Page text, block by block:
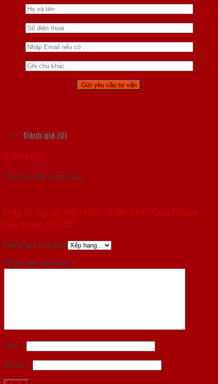
Đánh giá (0)
Đánh giá
Chưa có đánh giá nào.
Hãy là người đầu tiên nhận xét “Cửa Nhựa
Đài Loan YO 26”
Đánh giá của bạn
Nhận xét của bạn *
Tên *
Email *